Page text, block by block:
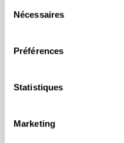
Nécessaires
Préférences
Statistiques
Marketing